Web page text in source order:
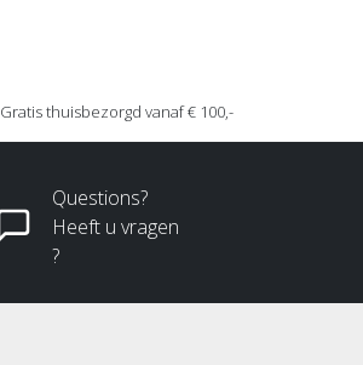
Gratis thuisbezorgd vanaf € 100,-
Questions?
Heeft u vragen
?